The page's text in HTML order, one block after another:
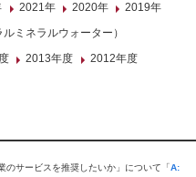
2021年 2020年
2019年
ミネラルウォーター）
2013年度
2012年度
のサービスを推奨したいか」について「A: